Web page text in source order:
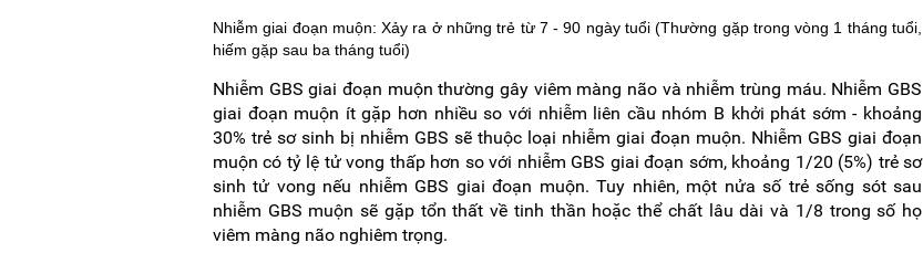
Nhiễm giai đoạn muộn: Xảy ra ở những trẻ từ 7 - 90 ngày tuổi (Thường gặp trong vòng 1 tháng tuổi,
hiếm gặp sau ba tháng tuổi)
Nhiễm GBS giai đoạn muộn thường gây viêm màng não và nhiễm trùng máu. Nhiễm GBS
giai đoạn muộn ít gặp hơn nhiều so với nhiễm liên cầu nhóm B khởi phát sớm - khoảng
30% trẻ sơ sinh bị nhiễm GBS sẽ thuộc loại nhiễm giai đoạn muộn. Nhiễm GBS giai đoạn
muộn có tỷ lệ tử vong thấp hơn so với nhiễm GBS giai đoạn sớm, khoảng 1/20 (5%) trẻ sơ
sinh tử vong nếu nhiễm GBS giai đoạn muộn. Tuy nhiên, một nửa số trẻ sống sót sau
nhiễm GBS muộn sẽ gặp tổn thất về tinh thần hoặc thể chất lâu dài và 1/8 trong số họ
viêm màng não nghiêm trọng.